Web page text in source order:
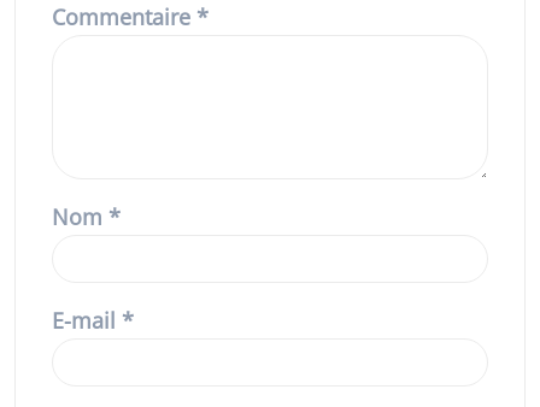
Commentaire *
Nom *
E-mail *